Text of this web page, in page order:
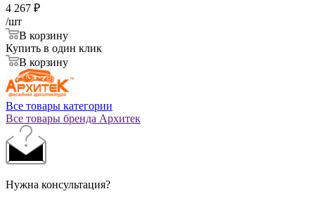
4 267 ₽
/шт
В корзину
Купить в один клик
В корзину
Все товары категории
Все товары бренда Архитек
Нужна консультация?